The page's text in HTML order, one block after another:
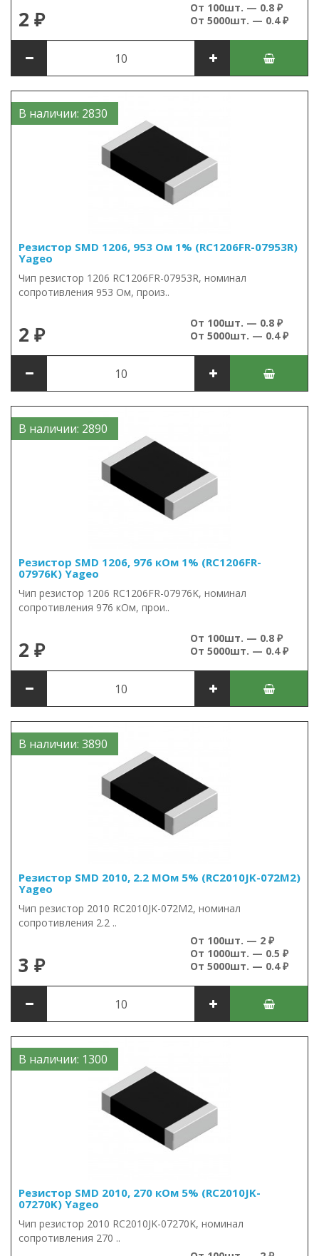
2 ₽
От 100шт. — 0.8 ₽
От 5000шт. — 0.4 ₽
В наличии: 2830
Резистор SMD 1206, 953 Ом 1% (RC1206FR-07953R)
Yageo
Чип резистор 1206 RC1206FR-07953R, номинал
сопротивления 953 Ом, произ..
2 ₽
От 100шт. — 0.8 ₽
От 5000шт. — 0.4 ₽
В наличии: 2890
Резистор SMD 1206, 976 кОм 1% (RC1206FR-
07976K) Yageo
Чип резистор 1206 RC1206FR-07976K, номинал
сопротивления 976 кОм, прои..
2 ₽
От 100шт. — 0.8 ₽
От 5000шт. — 0.4 ₽
В наличии: 3890
Резистор SMD 2010, 2.2 МОм 5% (RC2010JK-072M2)
Yageo
Чип резистор 2010 RC2010JK-072M2, номинал
сопротивления 2.2 ..
3 ₽
От 100шт. — 2 ₽
От 1000шт. — 0.5 ₽
От 5000шт. — 0.4 ₽
В наличии: 1300
Резистор SMD 2010, 270 кОм 5% (RC2010JK-
07270K) Yageo
Чип резистор 2010 RC2010JK-07270K, номинал
сопротивления 270 ..